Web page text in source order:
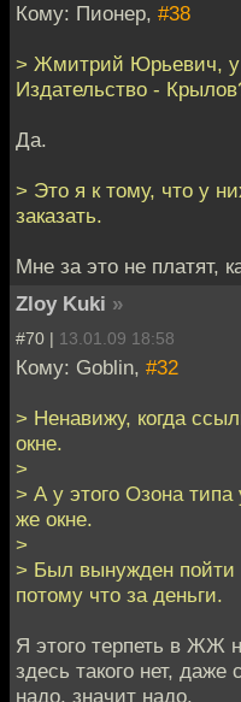
Кому: Пионер, #38
> Жмитрий Юрьевич, у
Издательство -
Да.
> Это я к тому, что у
заказать.
Мне за это не платят,
Zloy Kuki »
#70 | 13.01.09 18:58
Кому: Goblin, #32
> Ненавижу, когда
окне.
>
> А у этого Озона
же окне.
>
> Был вынужден пойти
потому что за деньги.
Я этого терпеть в ЖЖ
здесь такого нет,
надо, значит надо.